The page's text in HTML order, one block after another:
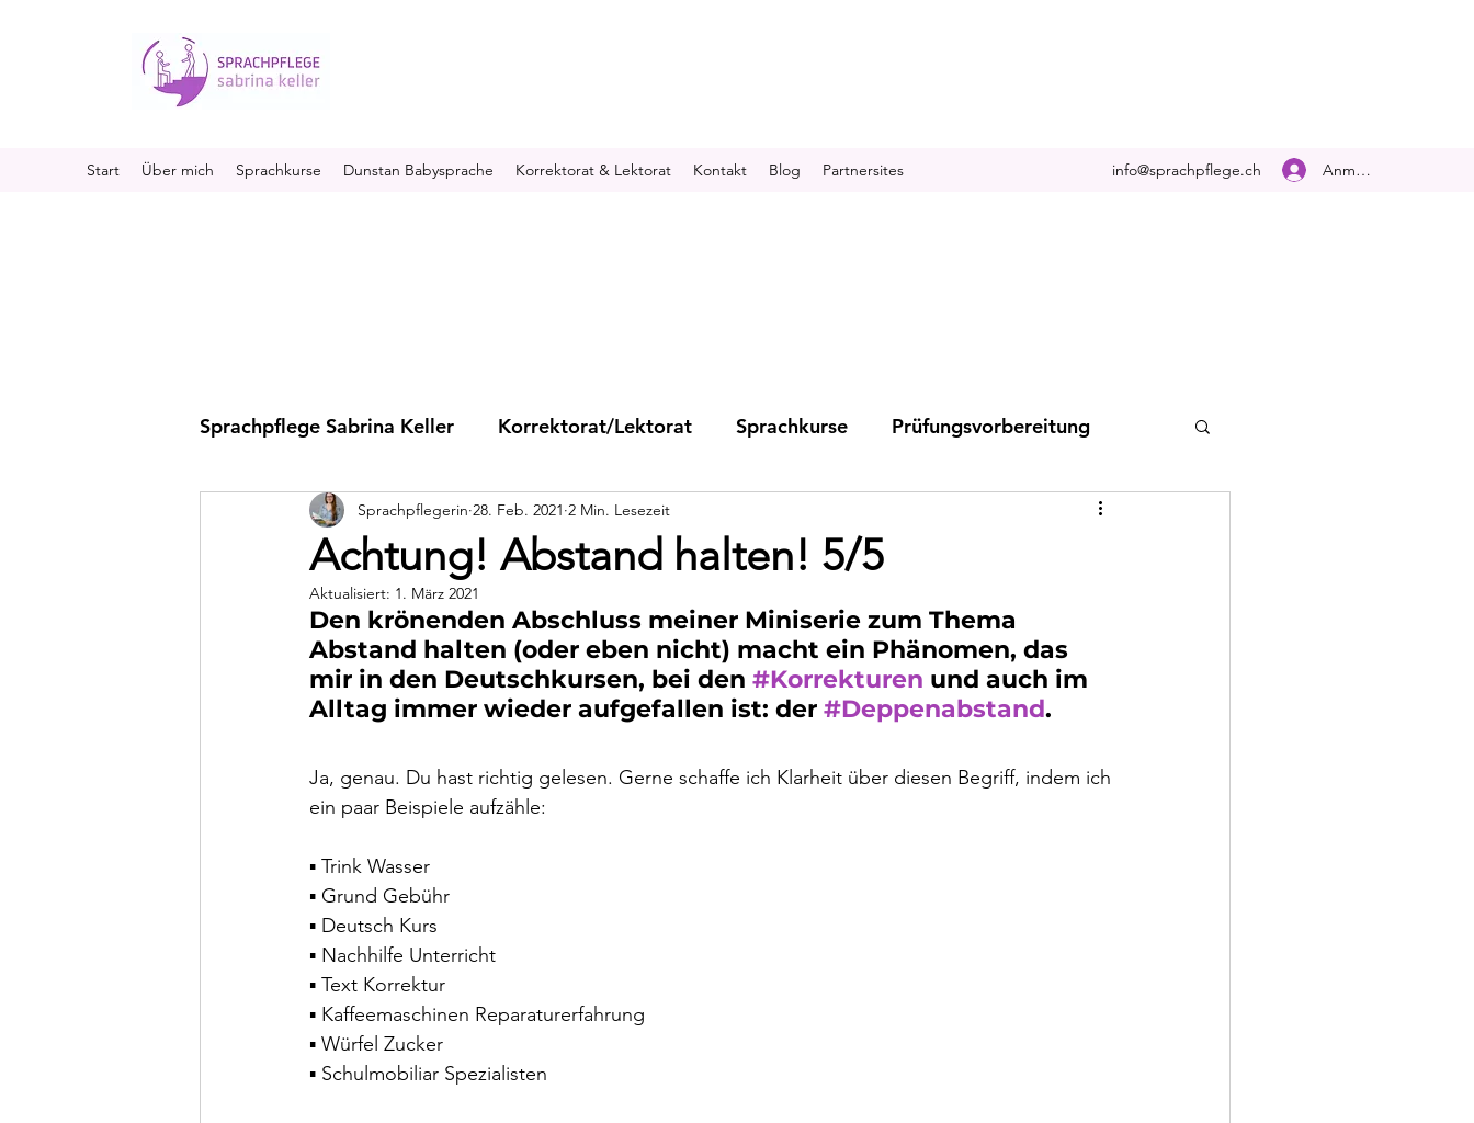
Start Über mich Sprachkurse Dunstan Babysprache Korrektorat & Lektorat Kontakt Blog Partnersites info@sprachpflege.ch Anmelden
Sprachpflege Sabrina Keller Korrektorat/Lektorat Sprachkurse Prüfungsvorbereitung
Dunstan Babysprache Persönliches Rückblicke
Achtung! Abstand halten! 5/5
Sprachpflegerin 28. Feb. 2021 2 Min. Lesezeit
Aktualisiert: 1. März 2021
Den krönenden Abschluss meiner Miniserie zum Thema
Abstand halten (oder eben nicht) macht ein Phänomen, das
mir in den Deutschkursen, bei den #Korrekturen und auch im
Alltag immer wieder aufgefallen ist: der #Deppenabstand.
Ja, genau. Du hast richtig gelesen. Gerne schaffe ich Klarheit über diesen Begriff, indem ich
ein paar Beispiele aufzähle:
▪ Trink Wasser
▪ Grund Gebühr
▪ Deutsch Kurs
▪ Nachhilfe Unterricht
▪ Text Korrektur
▪ Kaffeemaschinen Reparaturerfahrung
▪ Würfel Zucker
▪ Schulmobiliar Spezialisten